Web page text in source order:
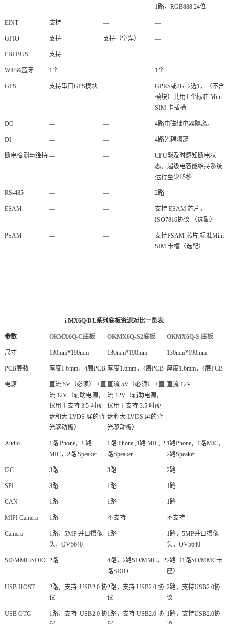
1路，RGB888 24位
EINT 支持 — —
GPIO 支持 支持（空焊） —
EBI BUS 支持 — —
WiFi&蓝牙 1个 — 1个
GPS 支持串口GPS模块 —
GPRS或4G 2选1，（不含
模块）共用1 个标准 Mini
SIM 卡插槽
DO — — 4路电磁继电器隔离。
DI — — 4路光耦隔离
断电检测与维持 — —
CPU能及时感知断电状
态，超级电容能维持系统
运行至少15秒
RS-485 — — 2路
ESAM — —
支持 ESAM 芯片，
ISO7816协议 （选配）
PSAM — —
支持PSAM 芯片,标准Mini
SIM 卡槽（选配）
i.MX6Q/DL系列底板资源对比一览表
参数 OKMX6Q-C底板 OKMX6Q-S2底板 OKMX6Q-S 底板
尺寸 130mm*190mm 130mm*190mm 130mm*190mm
PCB层数 厚度1.6mm，4层PCB 厚度1.6mm，4层PCB 厚度1.6mm，4层PCB
电源
直流 5V（必须） +直
流 12V（辅助电源，
仅用于支持 3.5 吋硬
盘和大 LVDS 屏的背
光驱动板）
直流 5V（必须） +直
流 12V（辅助电源，
仅用于支持 3.5 吋硬
盘和大 LVDS 屏的背
光驱动板）
直流 12V
Audio
1路 Phone，1 路
MIC，2路 Speaker
1路 Phone ,1路 MIC, 2
路Speaker
1路Phone，1路MIC，
2路Speaker
I2C 3路 3路 2路
SPI 3路 1路 1路
CAN 1路 1路 1路
MIPI Camera 1路 不支持 不支持
Camera
1路，5MP 并口摄像
头，OV5640
1路
1路，5MP并口摄像
头，OV5640
SD/MMC/SDIO 2路
4路，2路SD/MMC，2
路SDIO
2路（1路SD/MMC卡
座）
USB HOST
2路，支持 USB2.0 协
议
2路，支持 USB2.0 协
议
2路，支持USB2.0协
议
USB OTG
1路，支持 USB2.0 协1路，支持 USB2.0 协 1路，支持USB2.0协